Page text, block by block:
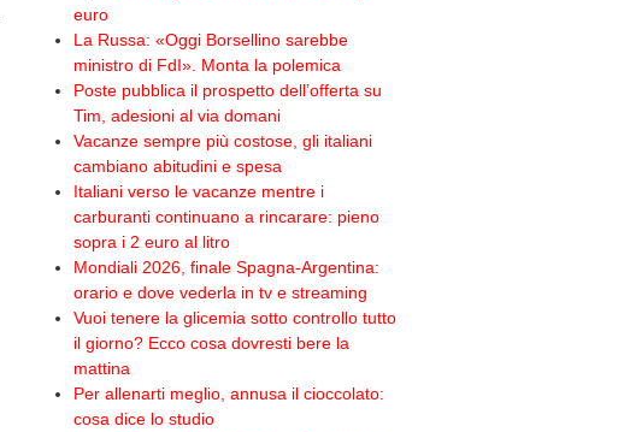
euro
La Russa: «Oggi Borsellino sarebbe
ministro di FdI». Monta la polemica
Poste pubblica il prospetto dell’offerta su
Tim, adesioni al via domani
Vacanze sempre più costose, gli italiani
cambiano abitudini e spesa
Italiani verso le vacanze mentre i
carburanti continuano a rincarare: pieno
sopra i 2 euro al litro
Mondiali 2026, finale Spagna-Argentina:
orario e dove vederla in tv e streaming
Vuoi tenere la glicemia sotto controllo tutto
il giorno? Ecco cosa dovresti bere la
mattina
Per allenarti meglio, annusa il cioccolato:
cosa dice lo studio